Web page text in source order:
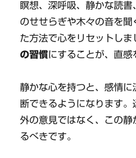
瞑想、深呼吸、静かな読書
のせせらぎや木々の音を聞
た方法で心をリセットし
の習慣にすることが、直感
静かな心を持つと、感情に
断できるようになります。
外の意見ではなく、この
るべきです。